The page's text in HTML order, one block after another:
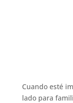
Cuando esté
lado para